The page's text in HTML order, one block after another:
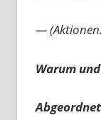
—
Warum